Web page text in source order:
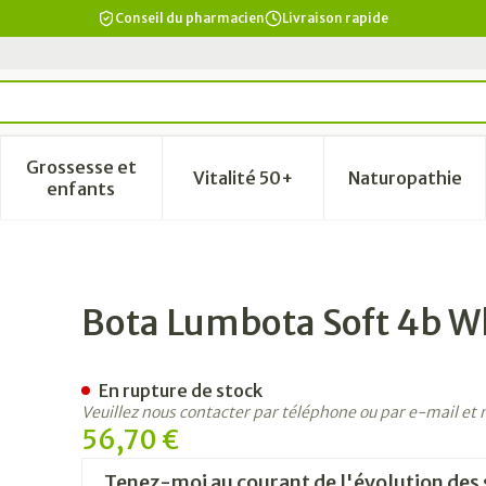
Conseil du pharmacien Livraison rapide
Beauté, soins et hygiène
sous-menu pour la catégorie Régime, alimentation &
Grossesse et
enfantsAfficher le sous-menu pour la catégorie
Vitalité 50+Afficher le sous-menu pour
Naturopathie
Afficher
26cm SBota Lumbota Soft 4b
56,70 €
En rupture de stock
Veuillez nous contacter par téléphone ou par e-mail